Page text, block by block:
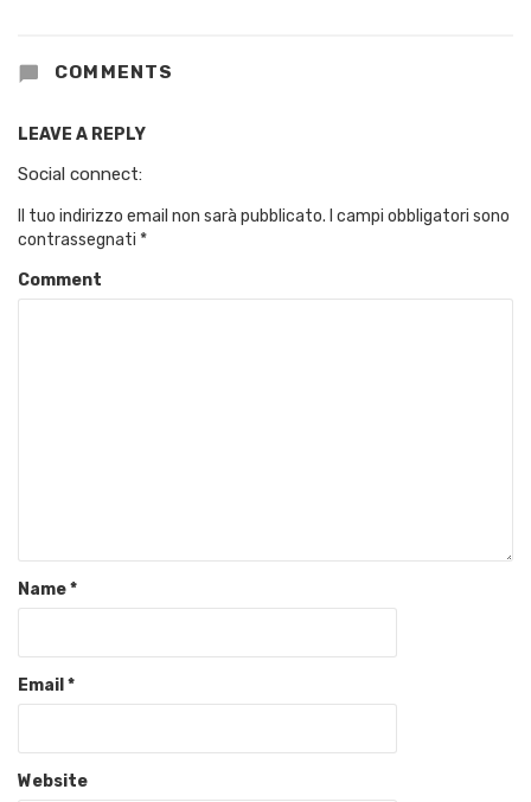
COMMENTS
LEAVE A REPLY
Social connect:
Il tuo indirizzo email non sarà pubblicato. I campi obbligatori sono
contrassegnati *
Comment
Name*
Email *
Website